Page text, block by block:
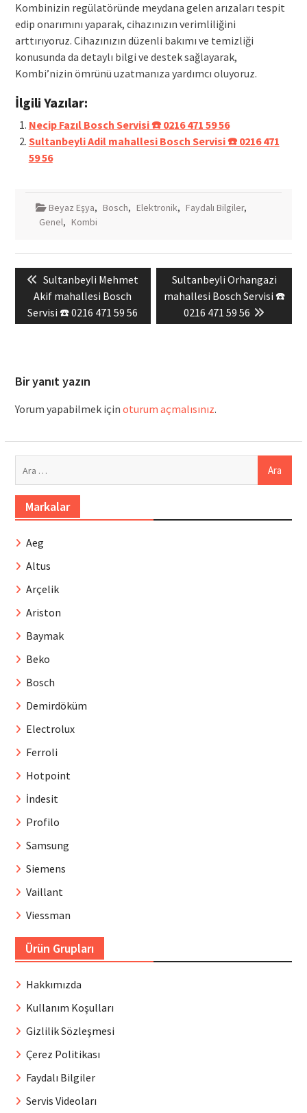
Kombinizin regülatöründe meydana gelen arızaları tespit
edip onarımını yaparak, cihazınızın verimliliğini
arttırıyoruz. Cihazınızın düzenli bakımı ve temizliği
konusunda da detaylı bilgi ve destek sağlayarak,
Kombi’nizin ömrünü uzatmanıza yardımcı oluyoruz.
İlgili Yazılar:
Necip Fazıl Bosch Servisi ☎️ 0216 471 59 56
Sultanbeyli Adil mahallesi Bosch Servisi ☎️ 0216 471
59 56
Beyaz Eşya, Bosch, Elektronik, Faydalı Bilgiler,
Genel, Kombi
Yazı
gezinmesi
Previous
post:
Sultanbeyli Mehmet
Akif mahallesi Bosch
Servisi ☎️ 0216 471 59 56
Next
post:
Sultanbeyli Orhangazi
mahallesi Bosch Servisi ☎️
0216 471 59 56
Bir yanıt yazın
Yorum yapabilmek için oturum açmalısınız.
Markalar
Aeg
Altus
Arçelik
Ariston
Baymak
Beko
Bosch
Demirdöküm
Electrolux
Ferroli
Hotpoint
İndesit
Profilo
Samsung
Siemens
Vaillant
Viessman
Ürün Grupları
Hakkımızda
Kullanım Koşulları
Gizlilik Sözleşmesi
Çerez Politikası
Faydalı Bilgiler
Servis Videoları